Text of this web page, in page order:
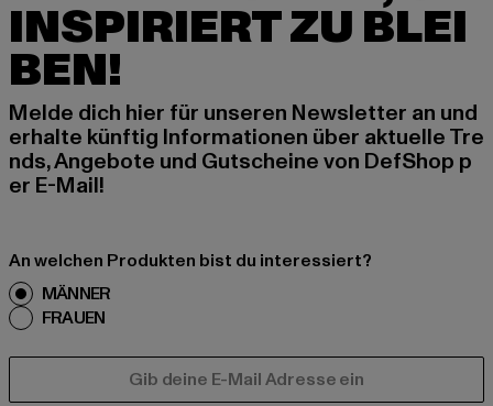
INSPIRIERT ZU BLEI
BEN!
Melde dich hier für unseren Newsletter an und
erhalte künftig Informationen über aktuelle Tre
nds, Angebote und Gutscheine von DefShop p
er E-Mail!
An welchen Produkten bist du interessiert?
MÄNNER
FRAUEN